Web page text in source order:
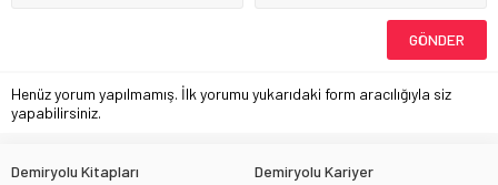
Henüz yorum yapılmamış. İlk yorumu yukarıdaki form aracılığıyla siz
yapabilirsiniz.
Demiryolu Kitapları Demiryolu Kariyer